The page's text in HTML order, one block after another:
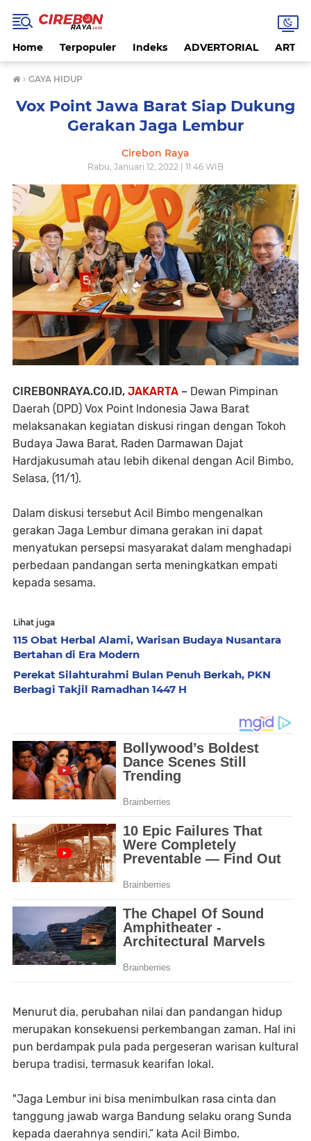
Home Terpopuler Indeks ADVERTORIAL
› GAYA HIDUP
Vox Point Jawa Barat Siap Dukung
Gerakan Jaga Lembur
Cirebon Raya
Rabu, Januari 12, 2022 | 11:46 WIB
CIREBONRAYA.CO.ID, JAKARTA – Dewan Pimpinan
Daerah (DPD) Vox Point Indonesia Jawa Barat
melaksanakan kegiatan diskusi ringan dengan Tokoh
Budaya Jawa Barat, Raden Darmawan Dajat
Hardjakusumah atau lebih dikenal dengan Acil Bimbo,
Selasa, (11/1).
Dalam diskusi tersebut Acil Bimbo mengenalkan
gerakan Jaga Lembur dimana gerakan ini dapat
menyatukan persepsi masyarakat dalam menghadapi
perbedaan pandangan serta meningkatkan empati
kepada sesama.
Lihat juga
115 Obat Herbal Alami, Warisan Budaya Nusantara
Bertahan di Era Modern
Perekat Silahturahmi Bulan Penuh Berkah, PKN
Berbagi Takjil Ramadhan 1447 H
Menurut dia, perubahan nilai dan pandangan hidup
merupakan konsekuensi perkembangan zaman. Hal ini
pun berdampak pula pada pergeseran warisan kultural
berupa tradisi, termasuk kearifan lokal.
"Jaga Lembur ini bisa menimbulkan rasa cinta dan
tanggung jawab warga Bandung selaku orang Sunda
kepada daerahnya sendiri,” kata Acil Bimbo.